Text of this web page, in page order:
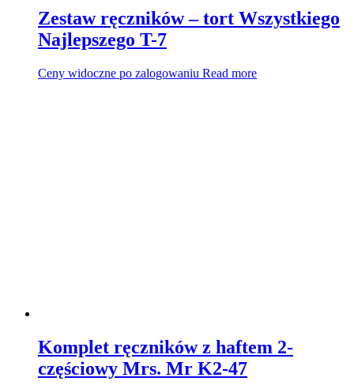
Zestaw ręczników – tort Wszystkiego
Najlepszego T-7
Ceny widoczne po zalogowaniu Read more
Komplet ręczników z haftem 2-
częściowy Mrs. Mr K2-47